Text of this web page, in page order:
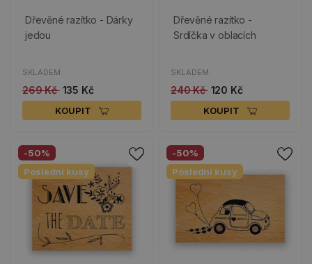
Dřevěné razítko - Dárky
jedou
SKLADEM
269 Kč 135 Kč
KOUPIT
Dřevěné razítko -
Srdíčka v oblacích
SKLADEM
240 Kč 120 Kč
KOUPIT
-50%
Poslední kusy
-50%
Poslední kusy